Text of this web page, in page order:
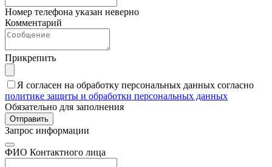
Номер телефона указан неверно
Комментарий
Прикрепить
Я согласен на обработку персональных данных согласно
политике защиты и обработки персональных данных
Обязательно для заполнения
Отправить
Запрос информации
ФИО Контактного лица